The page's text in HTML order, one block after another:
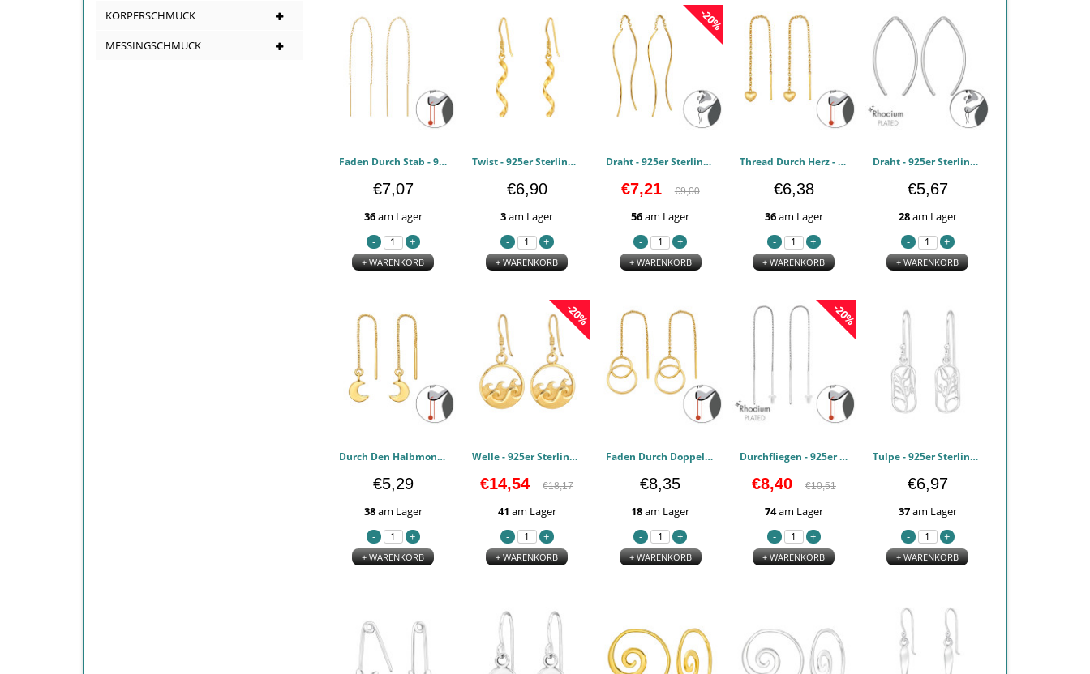
KÖRPERSCHMUCK
MESSINGSCHMUCK
Faden Durch Stab - 925er Sterling Silber Einfache Ohrringe PCJW48551
€7,07
36am Lager
+ WARENKORB
Twist - 925er Sterling Silber Einfache Ohrringe PCJW48550
€6,90
3am Lager
+ WARENKORB
-20%
Draht - 925er Sterling Silber Einfache Ohrringe PCJW48549
€7,21 €9,00
56am Lager
+ WARENKORB
Thread Durch Herz - 925er Sterling Silber Einfache Ohrringe PCJW48548
€6,38
36am Lager
+ WARENKORB
Draht - 925er Sterling Silber Einfache Ohrringe PCJW48547
€5,67
28am Lager
+ WARENKORB
Durch Den Halbmond Fädeln - 925er Sterling Silber Einfache Ohrringe PCJW48545
€5,29
38am Lager
+ WARENKORB
-20%
Welle - 925er Sterling Silber Einfache Ohrringe PCJW48543
€14,54 €18,17
41 am Lager
+ WARENKORB
Faden Durch Doppelten Kreis - 925er Sterling Silber Einfache Ohrringe PCJW48541
€8,35
18am Lager
+ WARENKORB
-20%
Durchfliegen - 925er Sterling Silber Einfache Ohrringe PCJW48540
€8,40 €10,51
74am Lager
+ WARENKORB
Tulpe - 925er Sterling Silber Einfache Ohrringe PCJW48449
€6,97
37am Lager
+ WARENKORB